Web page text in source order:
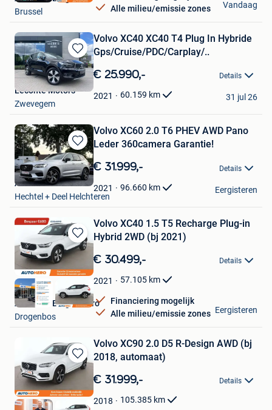
Alle milieu/emissie zones
Brussel
Vandaag
Bewaren
in
Mijn
Favorieten
Volvo XC40 XC40 T4 Plug In Hybride
Gps/Cruise/PDC/Carplay/..
€ 25.990,- Details
2021 60.159 km
Leconte Motors
Zwevegem
31 jul 26
Bewaren
in
Mijn
Favorieten
Volvo XC60 2.0 T6 PHEV AWD Pano
Leder 360camera Garantie!
€ 31.999,- Details
2021 96.660 km
Auto's I&M
Hechtel + Deel Helchteren
Eergisteren
Bewaren
in
Mijn
Favorieten
Volvo XC40 1.5 T5 Recharge Plug-in
Hybrid 2WD (bj 2021)
€ 30.499,- Details
2021 57.105 km
Financiering mogelijk
Alle milieu/emissie zones
Autohero Belgium Pro
Drogenbos
Eergisteren
Bewaren
in
Favorieten
Volvo XC90 2.0 D5 R-Design AWD (bj
2018, automaat)
€ 31.999,- Details
2018 105.385 km